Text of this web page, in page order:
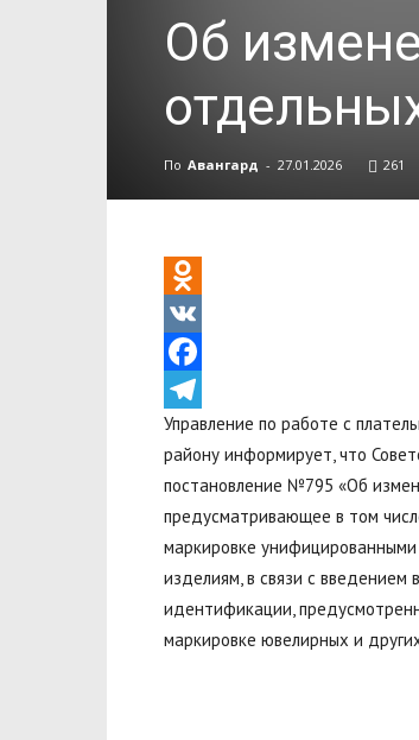
Об
По Авангард - 27.01.2026 261
Odnoklassniki
VK
Facebook
Telegram
Управление по работе с
району информирует, что
постановление №795 «Об
предусматривающее в том
маркировке
изделиям, в связи с
идентификации,
маркировке ювелирных и